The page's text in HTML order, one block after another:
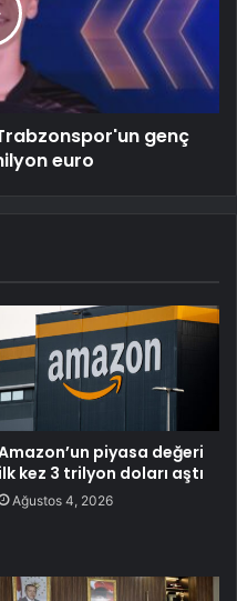
genç
euro
piyasa değeri
ilk kez 3 trilyon doları aştı
Ağustos 4, 2026